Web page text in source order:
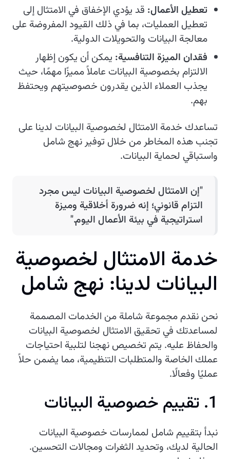
تعطيل الأعمال: قد يؤدي الإخفاق في الامتثال إلى
تعطيل العمليات، بما في ذلك القيود المفروضة على
معالجة البيانات والتحويلات الدولية.
فقدان الميزة التنافسية: يمكن أن يكون إظهار
الالتزام بخصوصية البيانات عاملاً مميزًا مهمًا، حيث
يجذب العملاء الذين يقدرون خصوصيتهم ويحتفظ
بهم.
تساعدك خدمة الامتثال لخصوصية البيانات لدينا على
تجنب هذه المخاطر من خلال توفير نهج شامل
واستباقي لحماية البيانات.
"إن الامتثال لخصوصية البيانات ليس مجرد
التزام قانوني؛ إنه ضرورة أخلاقية وميزة
استراتيجية في بيئة الأعمال اليوم."
خدمة المتثال لخصوصية
البيانات لدينا: نهج شامل
نحن نقدم مجموعة شاملة من الخدمات المصممة
لمساعدتك في تحقيق الامتثال لخصوصية البيانات
والحفاظ عليه. يتم تخصيص نهجنا لتلبية احتياجات
عملك الخاصة والمتطلبات التنظيمية، مما يضمن حلاً
عمليًا وفعالًا.
1. تقييم خصوصية البيانات
نبدأ بتقييم شامل لممارسات خصوصية البيانات
الحالية لديك، وتحديد الثغرات ومجالات التحسين.